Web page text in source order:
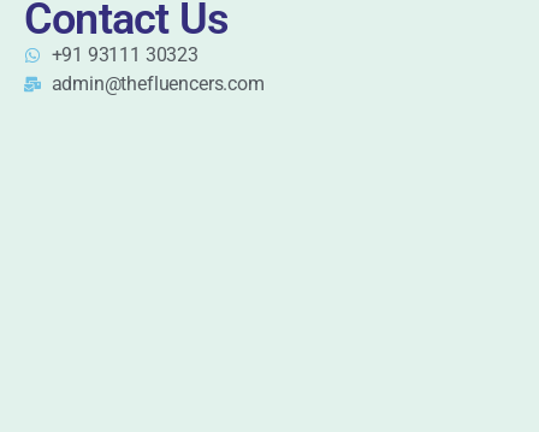
Contact Us
+91 93111 30323
admin@thefluencers.com